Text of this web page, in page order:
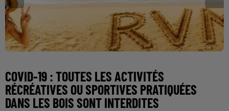
COVID-19 : TOUTES LES ACTIVITÉS
RÉCRÉATIVES OU SPORTIVES PRATIQUÉES
DANS LES BOIS SONT INTERDITES